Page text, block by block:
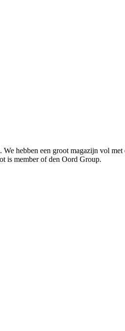
hebben een groot magazijn vol
is member of den Oord Group.